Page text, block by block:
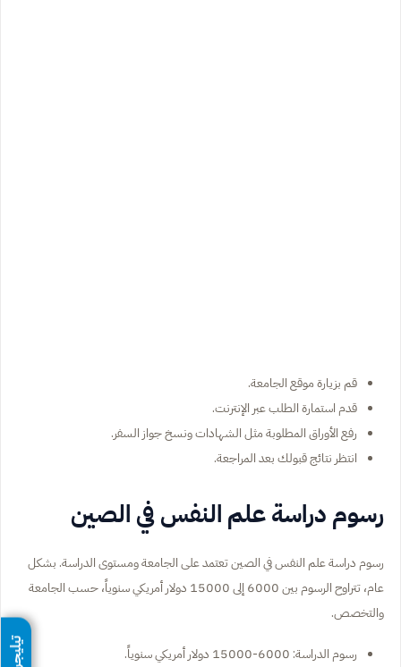
قم بزيارة موقع الجامعة.
قدم استمارة الطلب عبر الإنترنت.
رفع الأوراق المطلوبة مثل الشهادات ونسخ جواز السفر.
انتظر نتائج قبولك بعد المراجعة.
رسوم دراسة علم النفس في الصين
رسوم دراسة علم النفس في الصين تعتمد على الجامعة ومستوى الدراسة. بشكل
عام، تتراوح الرسوم بين 6000 إلى 15000 دولار أمريكي سنوياً، حسب الجامعة
والتخصص.
رسوم الدراسة: 6000-15000 دولار أمريكي سنوياً.